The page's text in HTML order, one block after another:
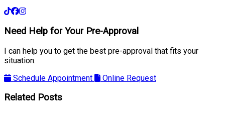
Need Help for Your Pre-Approval
I can help you to get the best pre-approval that fits your
situation.
Schedule Appointment
Online Request
Related Posts